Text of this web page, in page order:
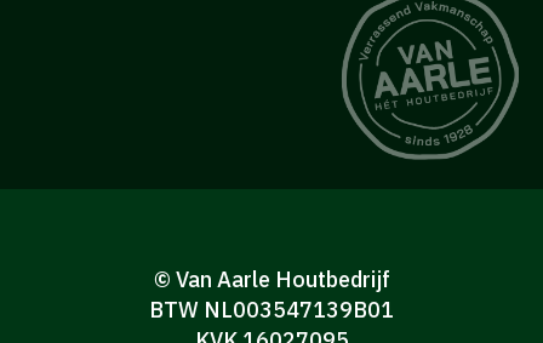
© Van Aarle Houtbedrijf
BTW NL003547139B01